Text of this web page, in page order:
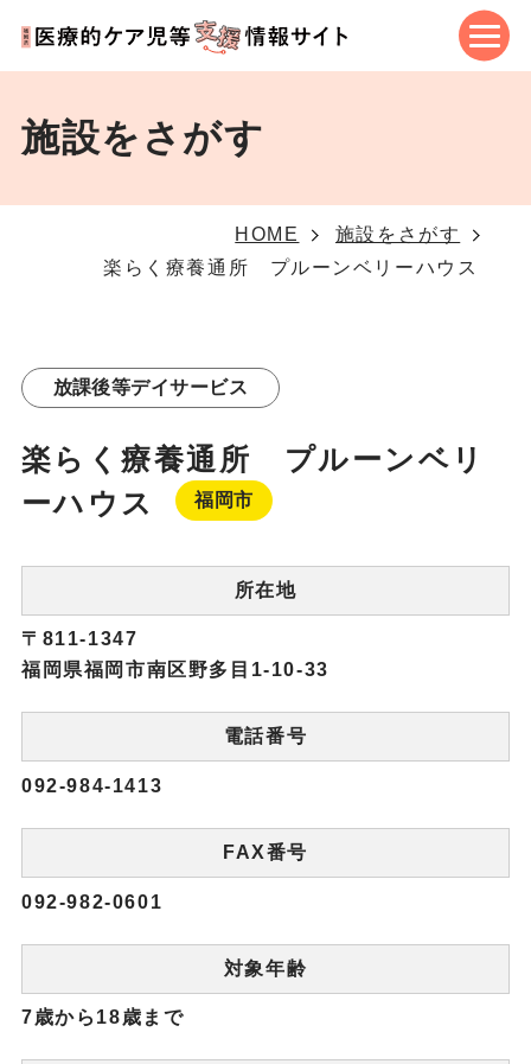
施設をさがす
HOME
施設をさがす
楽らく療養通所 プルーンベリーハウス
放課後等デイサービス
楽らく療養通所 プルーンベリ
ーハウス
福岡市
所在地
〒811-1347
福岡県福岡市南区野多目1-10-33
電話番号
092-984-1413
FAX番号
092-982-0601
対象年齢
7歳から18歳まで